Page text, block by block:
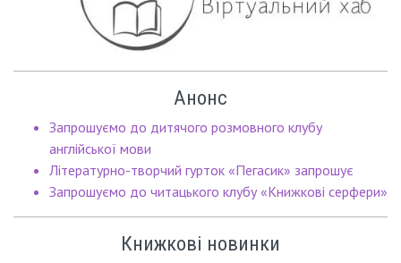
Анонс
Запрошуємо до дитячого розмовного клубу
англійської мови
Літературно-творчий гурток «Пегасик» запрошує
Запрошуємо до читацького клубу «Книжкові серфери»
Книжкові новинки